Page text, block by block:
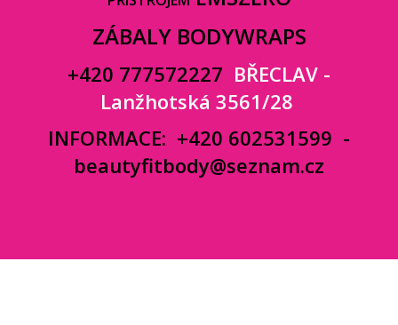
ZÁBALY BODYWRAPS
+420 777572227 BŘECLAV -
Lanžhotská 3561/28
INFORMACE: +420 602531599 -
beautyfitbody@seznam.cz